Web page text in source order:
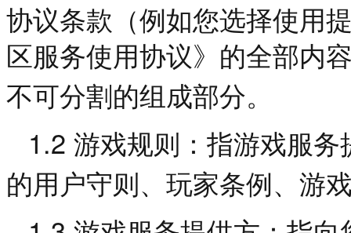
协议条款（例如您选择使用
区服务使用协议》的全部内
不可分割的组成部分。
1.2 游戏规则：指游戏服
的用户守则、玩家条例、游